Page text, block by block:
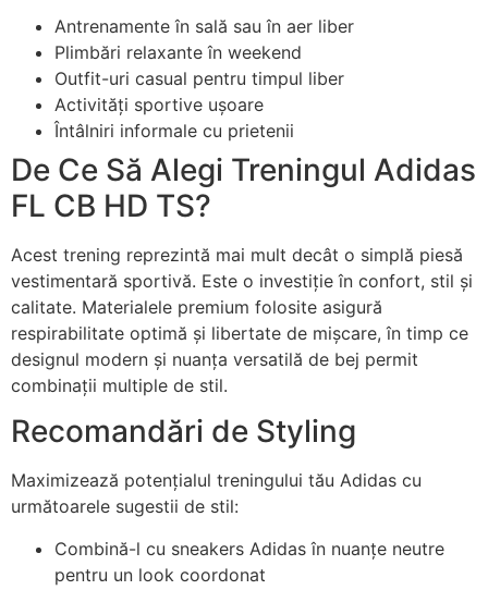
Antrenamente în sală sau în aer liber
Plimbări relaxante în weekend
Outfit-uri casual pentru timpul liber
Activități sportive ușoare
Întâlniri informale cu prietenii
De Ce Să Alegi Treningul Adidas
FL CB HD TS?
Acest trening reprezintă mai mult decât o simplă piesă
vestimentară sportivă. Este o investiție în confort, stil și
calitate. Materialele premium folosite asigură
respirabilitate optimă și libertate de mișcare, în timp ce
designul modern și nuanța versatilă de bej permit
combinații multiple de stil.
Recomandări de Styling
Maximizează potențialul treningului tău Adidas cu
următoarele sugestii de stil:
Combină-l cu sneakers Adidas în nuanțe neutre
pentru un look coordonat